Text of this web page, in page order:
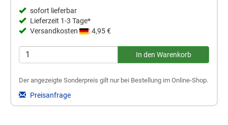
sofort lieferbar
Lieferzeit 1-3 Tage*
Versandkosten
: 4,95 €
Der angezeigte Sonderpreis gilt nur bei Bestellung im Online-Shop.
Preisanfrage